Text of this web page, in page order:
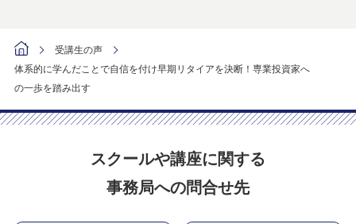
受講生の声
体系的に学んだことで自信を付け早期リタイアを決断！専業投資家へ
の一歩を踏み出す
スクールや講座に関する
事務局への問合せ先